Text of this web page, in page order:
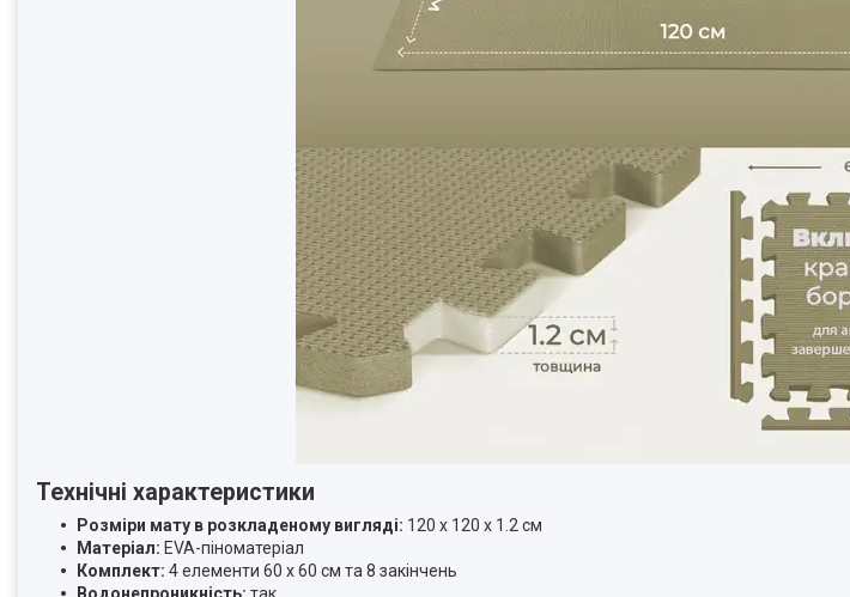
Технічні характеристики
Розміри мату в розкладеному вигляді: 120 x 120 x 1.2 см
Матеріал: EVA-піноматеріал
Комплект: 4 елементи 60 x 60 см та 8 закінчень